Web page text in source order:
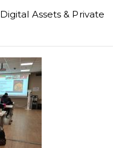
Digital Assets & Private